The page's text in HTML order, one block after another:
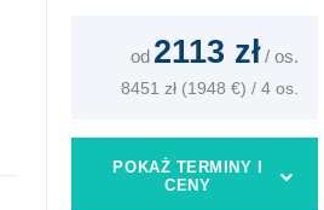
od 2113 zł/ os.
8451 zł (1948 €) / 4 os.
POKAŻ TERMINY I
CENY